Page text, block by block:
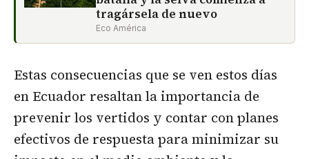
tragársela de nuevo
Eco América
Estas consecuencias que se ven estos días
en Ecuador resaltan la importancia de
prevenir los vertidos y contar con planes
efectivos de respuesta para minimizar su